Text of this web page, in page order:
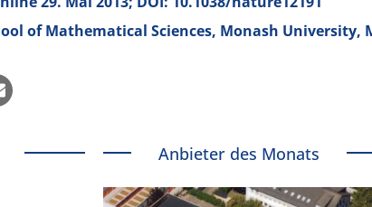
of Mathematical Sciences, Monash University,
Anbieter des Monats